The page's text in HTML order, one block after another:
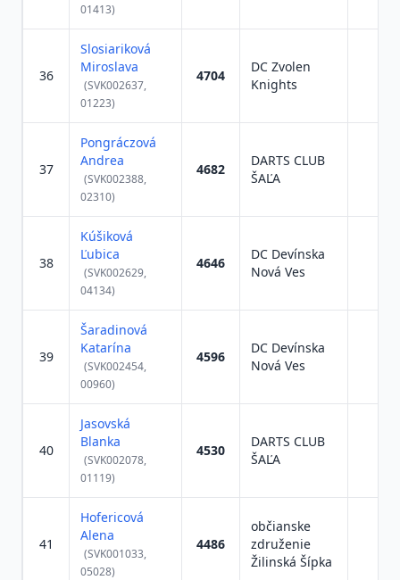
01413)
36
Slosiariková
Miroslava
(SVK002637,
01223)
4704
DC Zvolen
Knights
37
Pongráczová
Andrea
(SVK002388,
02310)
4682
DARTS CLUB
ŠAĽA
38
Kúšiková
Ľubica
(SVK002629,
04134)
4646
DC Devínska
Nová Ves
39
Šaradinová
Katarína
(SVK002454,
00960)
4596
DC Devínska
Nová Ves
40
Jasovská
Blanka
(SVK002078,
01119)
4530
DARTS CLUB
ŠAĽA
41
Hofericová
Alena
(SVK001033,
05028)
4486
občianske
združenie
Žilinská Šípka